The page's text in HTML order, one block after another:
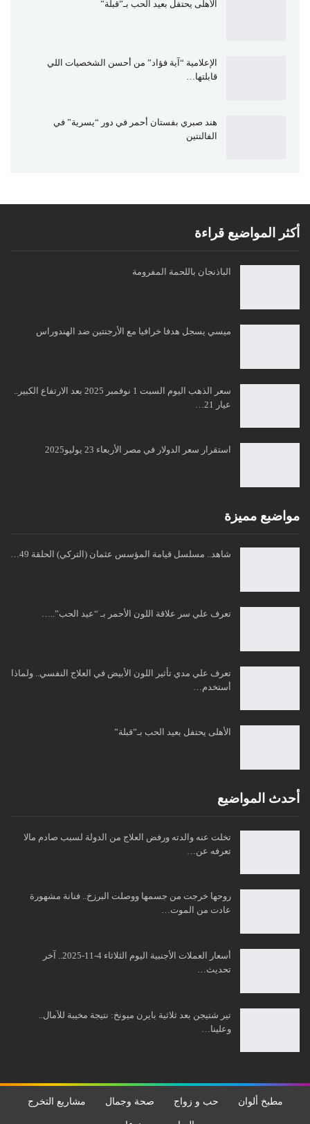
الأهلى يحتفل بعيد الحب بـ”قبلة”
الإعلامية “آية فؤاد” من أحسن الشخصيات اللي
قابلتها…
هند صبري بفستان أحمر في دور “يسرية” في
الفالنتين
أكثر المواضيع قراءة
الباذنجان باللحمة المفرومة
ميسي يسجل هدفا خرافيا مع الأرجنتين ضد الهندوراس
سعر الذهب اليوم السبت 1 نوفمبر 2025 بعد الارتفاع الكبير..
عيار 21…
استقرار سعر الدولار في مصر الأربعاء 23 يوليو2025
مواضبع مميزة
شاهد.. مسلسل قيامة المؤسس عثمان (التركي) الحلقة 49…
تعرف علي سر علاقة اللون الأحمر بـ “عيد الحب”..…
تعرف علي مدي تأثير اللون الأبيض في العلاج النفسي.. ولماذا
أستخدم…
الأهلى يحتفل بعيد الحب بـ”قبلة”
أحدث المواضيع
تخلت عنه والدته ورفض العلاج من الدولة لسبب صادم مالا
تعرفه عن…
روحها خرجت من جسمها ووصلت البرزخ.. فنانة مشهورة
عادت من الموت…
أسعار العملات الأجنبية اليوم الثلاثاء 4-11-2025.. آخر
تحديث…
تير شتيجن بعد ثلاثية بايرن ميونخ: نتيجة مخيبة للآمال..
وعلينا…
مطبخ ألوان حب و زواج صحة وجمال مشاريع التخرج